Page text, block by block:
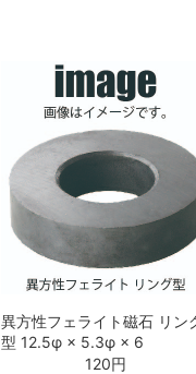
異方性フェライト磁石 リン
型 12.5φ × 5.3φ × 6
120円